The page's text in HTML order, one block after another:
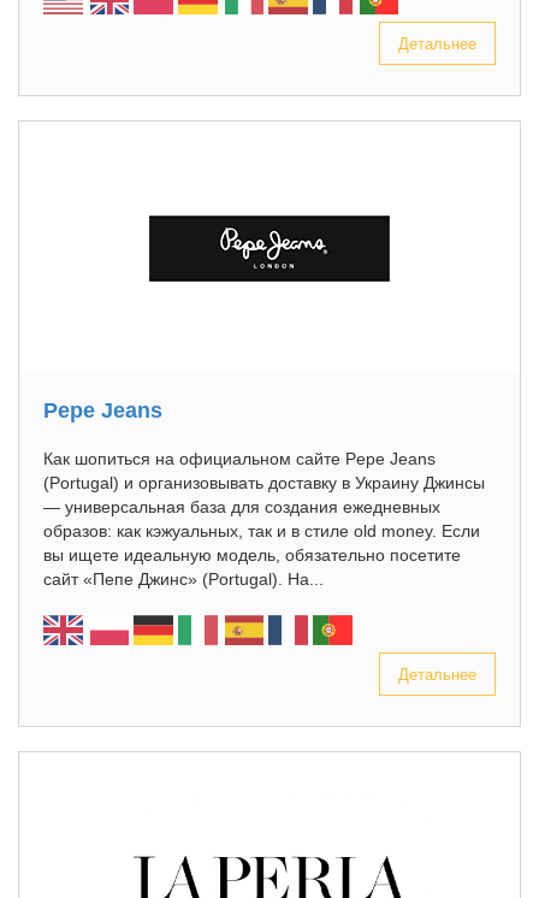
Детальнее
Pepe Jeans
Как шопиться на официальном сайте Pepe Jeans
(Portugal) и организовывать доставку в Украину Джинсы
— универсальная база для создания ежедневных
образов: как кэжуальных, так и в стиле old money. Если
вы ищете идеальную модель, обязательно посетите
сайт «Пепе Джинс» (Portugal). На...
Детальнее